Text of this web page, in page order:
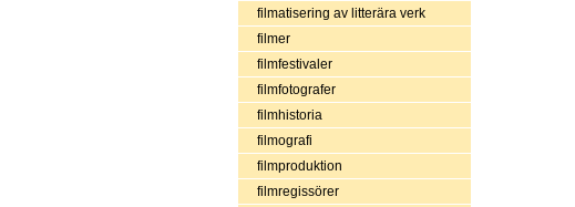
filmatisering av litterära verk
filmer
filmfestivaler
filmfotografer
filmhistoria
filmografi
filmproduktion
filmregissörer